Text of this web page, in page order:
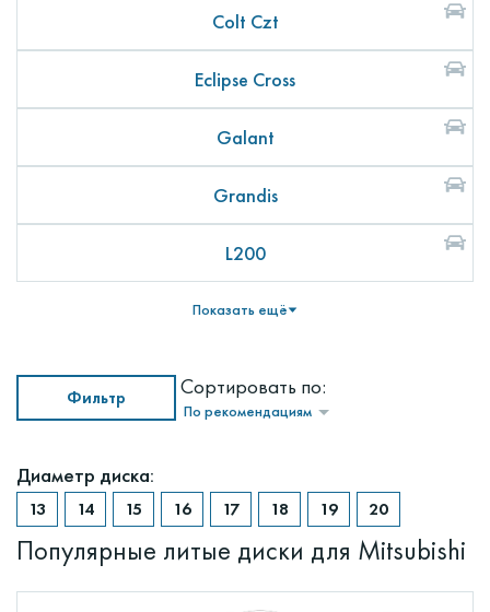
Colt Czt
Eclipse Cross
Galant
Grandis
L200
Показать ещё
Фильтр Сортировать по:
По рекомендациям
Диаметр диска:
Популярные литые диски для Mitsubishi